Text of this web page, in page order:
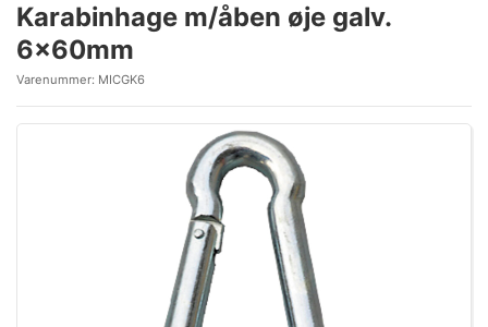
Karabinhage m/åben øje galv.
6×60mm
Varenummer: MICGK6